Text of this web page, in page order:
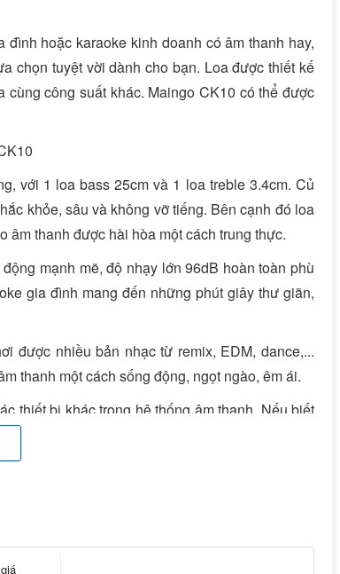
hoặc karaoke kinh doanh có âm thanh hay,
chọn tuyệt vời dành cho bạn. Loa được thiết kế
công suất khác. Maingo CK10 có thể được
với 1 loa bass 25cm và 1 loa treble 3.4cm. Củ
khỏe, sâu và không vỡ tiếng. Bên cạnh đó loa
âm thanh được hài hòa một cách trung thực.
mạnh mẽ, độ nhạy lớn 96dB hoàn toàn phù
gia đình mang đến những phút giây thư giãn,
được nhiều bản nhạc từ remix, EDM, dance,...
thanh một cách sống động, ngọt ngào, êm ái.
thiết bị khác trong hệ thống âm thanh. Nếu biết
hay, vang với nhiều cung bậc khác nhau.
và mua hàng với giá tốt nhất.